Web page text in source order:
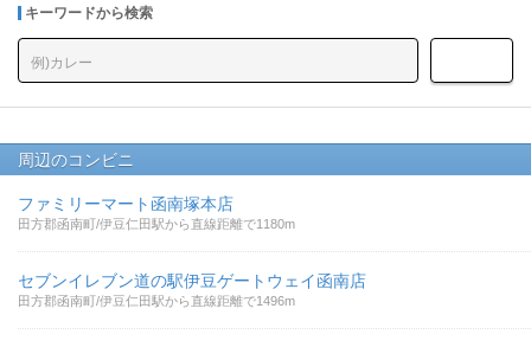
キーワードから検索
周辺のコンビニ
ファミリーマート函南塚本店
田方郡函南町/伊豆仁田駅から直線距離で1180m
セブンイレブン道の駅伊豆ゲートウェイ函南店
田方郡函南町/伊豆仁田駅から直線距離で1496m